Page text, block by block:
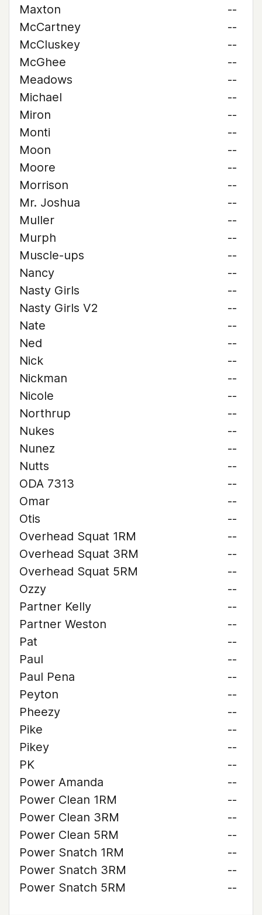
Maxton
--
McCartney
--
McCluskey
--
McGhee
--
Meadows
--
Michael
--
Miron
--
Monti
--
Moon
--
Moore
--
Morrison
--
Mr. Joshua
--
Muller
--
Murph
--
Muscle-ups
--
Nancy
--
Nasty Girls
--
Nasty Girls V2
--
Nate
--
Ned
--
Nick
--
Nickman
--
Nicole
--
Northrup
--
Nukes
--
Nunez
--
Nutts
--
ODA 7313
--
Omar
--
Otis
--
Overhead Squat 1RM
--
Overhead Squat 3RM
--
Overhead Squat 5RM
--
Ozzy
--
Partner Kelly
--
Partner Weston
--
Pat
--
Paul
--
Paul Pena
--
Peyton
--
Pheezy
--
Pike
--
Pikey
--
PK
--
Power Amanda
--
Power Clean 1RM
--
Power Clean 3RM
--
Power Clean 5RM
--
Power Snatch 1RM
--
Power Snatch 3RM
--
Power Snatch 5RM
--